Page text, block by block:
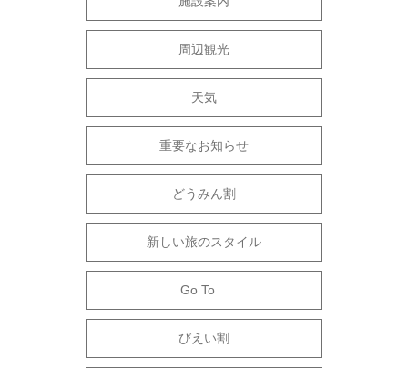
周辺観光
天気
重要なお知らせ
どうみん割
新しい旅のスタイル
Go To
びえい割